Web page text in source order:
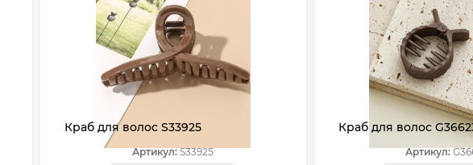
Краб для волос S33925
Артикул:S33925
Краб для волос
Артикул: